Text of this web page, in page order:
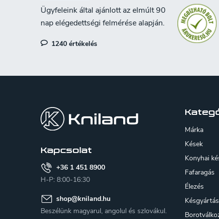
1240 értékelés
Kapcsolat
+36 1 451 8900
H-P: 8:00-16:30
shop@kniland.hu
Beszélünk magyarul, angolul és szlovákul.
Márka
Kések
Konyhai
Fafaragás
Élezés
Késgyártás